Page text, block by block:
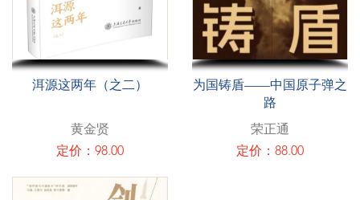
洱源这两年（之二）
黄金贤
定价：98.00
为国铸盾——中国原子弹之
路
荣正通
定价：88.00